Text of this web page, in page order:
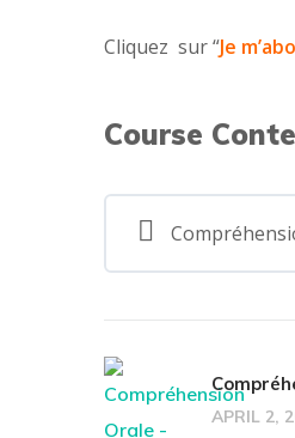
Cliquez sur “Je
Course
APRIL 2,